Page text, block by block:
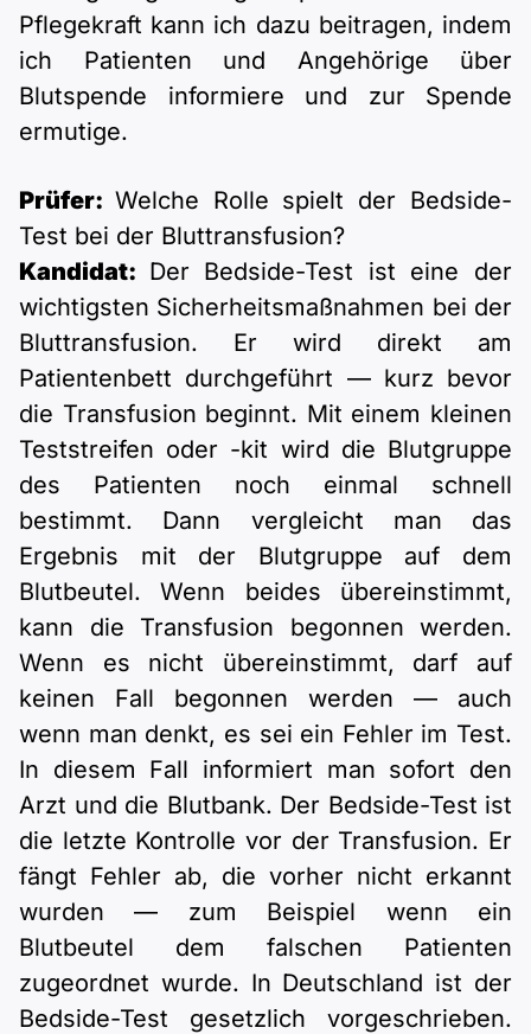
Pflegekraft kann ich dazu beitragen, indem
ich Patienten und Angehörige über
Blutspende informiere und zur Spende
ermutige.
Prüfer: Welche Rolle spielt der Bedside-
Test bei der Bluttransfusion?
Kandidat: Der Bedside-Test ist eine der
wichtigsten Sicherheitsmaßnahmen bei der
Bluttransfusion. Er wird direkt am
Patientenbett durchgeführt — kurz bevor
die Transfusion beginnt. Mit einem kleinen
Teststreifen oder -kit wird die Blutgruppe
des Patienten noch einmal schnell
bestimmt. Dann vergleicht man das
Ergebnis mit der Blutgruppe auf dem
Blutbeutel. Wenn beides übereinstimmt,
kann die Transfusion begonnen werden.
Wenn es nicht übereinstimmt, darf auf
keinen Fall begonnen werden — auch
wenn man denkt, es sei ein Fehler im Test.
In diesem Fall informiert man sofort den
Arzt und die Blutbank. Der Bedside-Test ist
die letzte Kontrolle vor der Transfusion. Er
fängt Fehler ab, die vorher nicht erkannt
wurden — zum Beispiel wenn ein
Blutbeutel dem falschen Patienten
zugeordnet wurde. In Deutschland ist der
Bedside-Test gesetzlich vorgeschrieben.